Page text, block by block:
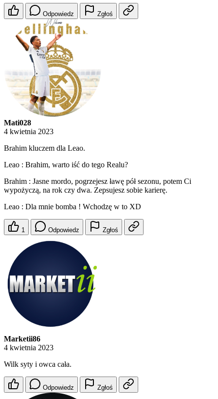
Odpowiedz Zgłoś
Mati028
4 kwietnia 2023
Brahim kluczem dla Leao.
Leao : Brahim, warto iść do tego Realu?
Brahim : Jasne mordo, pogrzejesz ławę pół sezonu, potem Ci
wypożyczą, na rok czy dwa. Zepsujesz sobie karierę.
Leao : Dla mnie bomba ! Wchodzę w to XD
1 Odpowiedz Zgłoś
Marketii86
4 kwietnia 2023
Wilk syty i owca cała.
Odpowiedz Zgłoś